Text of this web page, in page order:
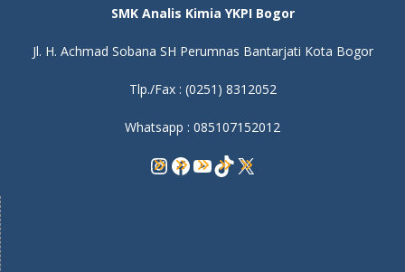
SMK Analis Kimia YKPI Bogor
Jl. H. Achmad Sobana SH Perumnas Bantarjati Kota Bogor
Tlp./Fax : (0251) 8312052
Whatsapp : 085107152012
Instagram
Facebook
YouTube
TikTok
X